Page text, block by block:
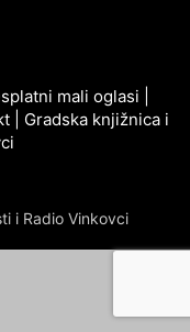
mali oglasi
| Gradska knjižnica i
i Radio Vinkovci